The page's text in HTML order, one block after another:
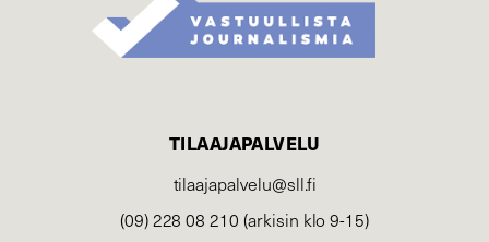
TILAAJAPALVELU
tilaajapalvelu@sll.fi
(09) 228 08 210 (arkisin klo 9-15)